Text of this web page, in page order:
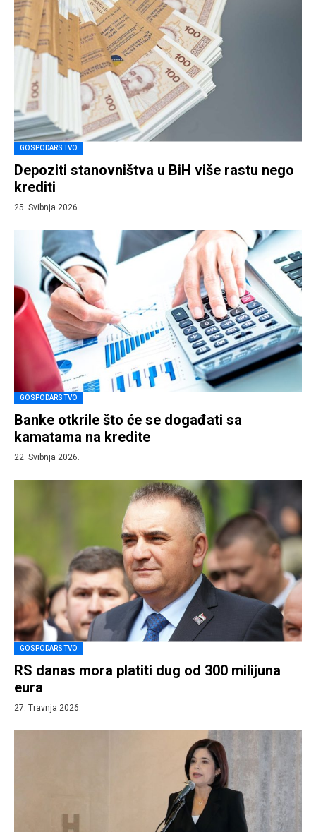
GOSPODARSTVO
Depoziti stanovništva u BiH više rastu nego
krediti
25. Svibnja 2026.
GOSPODARSTVO
Banke otkrile što će se događati sa
kamatama na kredite
22. Svibnja 2026.
GOSPODARSTVO
RS danas mora platiti dug od 300 milijuna
eura
27. Travnja 2026.